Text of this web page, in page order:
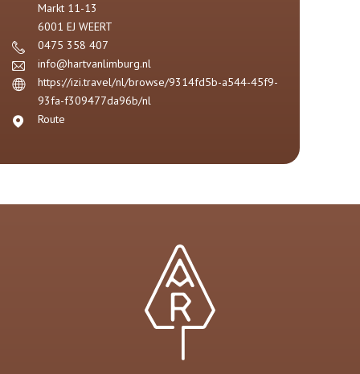
Markt 11-13
6001 EJ WEERT
0475 358 407
info@hartvanlimburg.nl
https://izi.travel/nl/browse/9314fd5b-a544-45f9-
93fa-f309477da96b/nl
Route